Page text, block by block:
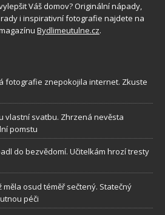
Váš domov? Originální nápady,
i inspirativní fotografie najdete na
Bydlimeutulne.cz.
fotografie znepokojila internet. Zkuste
vlastní svatbu. Zhrzená nevěsta
pomstu
do bezvědomí. Učitelkám hrozí tresty
měla osud téměř sečtený. Statečný
péči